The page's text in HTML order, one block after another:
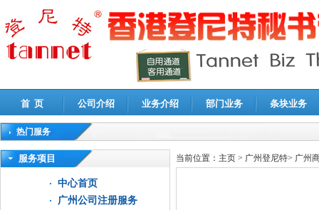
首 页 公司介绍 业务介绍 部门业务 条块业务
热门服务
高新技术企业认定审计|企业所得税汇算清缴申报鉴证
服务项目
中心首页
广州公司注册服务
当前位置： 主页 > 广州登尼特> 广州